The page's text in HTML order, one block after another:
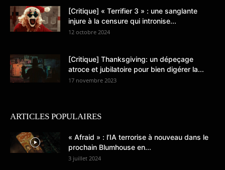
[Critique] « Terrifier 3 » : une sanglante
injure à la censure qui intronise...
12 octobre 2024
[Critique] Thanksgiving: un dépeçage
atroce et jubilatoire pour bien digérer la...
17 novembre 2023
ARTICLES POPULAIRES
« Afraid » : l’IA terrorise à nouveau dans le
prochain Blumhouse en...
3 juillet 2024